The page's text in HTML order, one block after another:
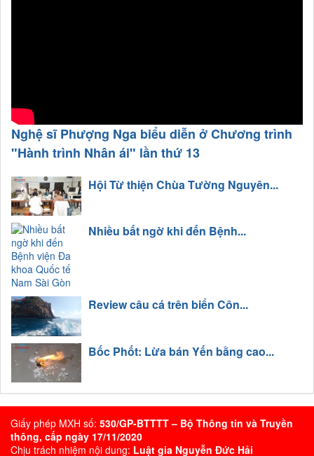
Nghệ sĩ Phượng Nga biểu diễn ở Chương trình
"Hành trình Nhân ái" lần thứ 13
Hội Từ thiện Chùa Tường Nguyên...
Nhiều bất ngờ khi đến Bệnh...
Review câu cá trên biển Côn...
Bốc Phốt: Lừa bán Yến bằng cao...
Giấy phép MXH số: 530/GP-BTTTT – Bộ Thông tin và Truyền
thông, cấp ngày 17/11/2020
Chịu trách nhiệm nội dung: Luật gia Nguyễn Đức Hải